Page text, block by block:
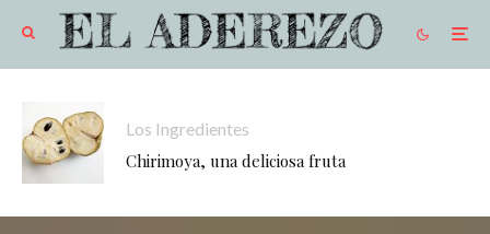
Los Ingredientes
Chirimoya, una deliciosa fruta